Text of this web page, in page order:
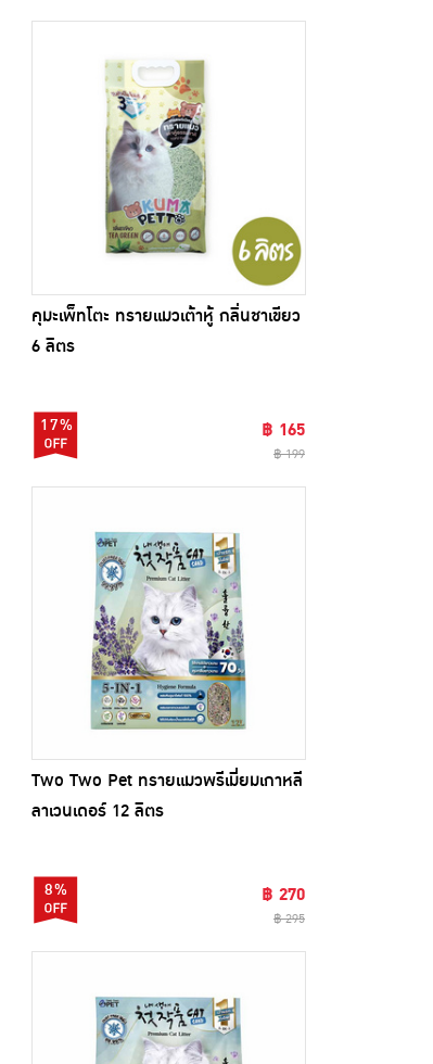
คุมะเพ็ทโตะ ทรายแมวเต้าหู้ กลิ่นชาเขียว
6 ลิตร
17% ฿ 165
฿ 199
Two Two Pet ทรายแมวพรีเมี่ยมเกาหลี
ลาเวนเดอร์ 12 ลิตร
8% ฿ 270
฿ 295